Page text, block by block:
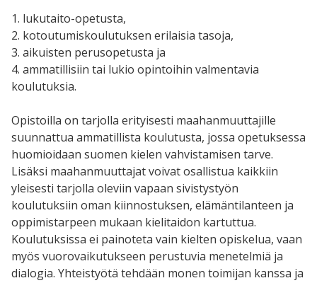
1. lukutaito-opetusta,
2. kotoutumiskoulutuksen erilaisia tasoja,
3. aikuisten perusopetusta ja
4. ammatillisiin tai lukio opintoihin valmentavia
koulutuksia.
Opistoilla on tarjolla erityisesti maahanmuuttajille
suunnattua ammatillista koulutusta, jossa opetuksessa
huomioidaan suomen kielen vahvistamisen tarve.
Lisäksi maahanmuuttajat voivat osallistua kaikkiin
yleisesti tarjolla oleviin vapaan sivistystyön
koulutuksiin oman kiinnostuksen, elämäntilanteen ja
oppimistarpeen mukaan kielitaidon kartuttua.
Koulutuksissa ei painoteta vain kielten opiskelua, vaan
myös vuorovaikutukseen perustuvia menetelmiä ja
dialogia. Yhteistyötä tehdään monen toimijan kanssa ja